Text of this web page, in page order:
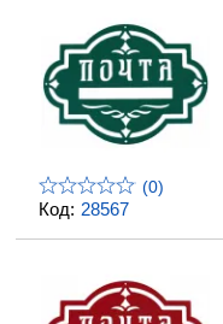
Код: 28567
(0)